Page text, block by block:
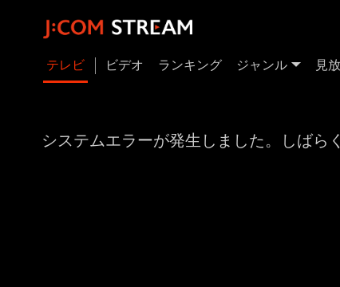
テレビ ビデオ ランキング ジャンル 見
システムエラーが発生しました。しばら